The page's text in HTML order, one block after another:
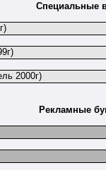
Специальные
2000г)
Рекламные